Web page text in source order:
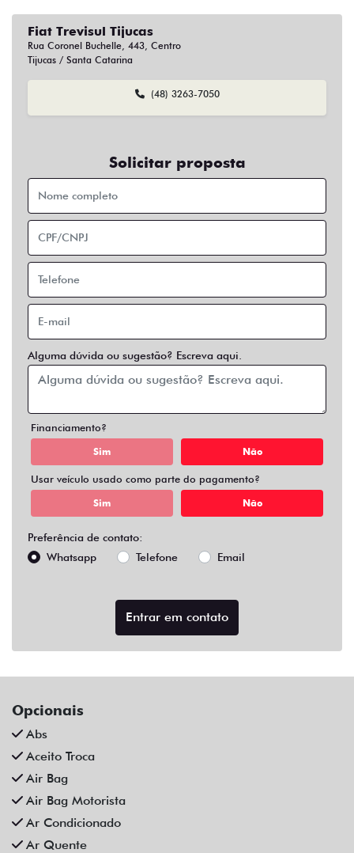
Fiat Trevisul Tijucas
Rua Coronel Buchelle, 443, Centro
Tijucas / Santa Catarina
(48) 3263-7050
Solicitar proposta
Alguma dúvida ou sugestão? Escreva aqui.
Financiamento?
Sim Não
Usar veículo usado como parte do pagamento?
Sim Não
Preferência de contato:
Whatsapp
Telefone Email
Entrar em contato
Opcionais
Abs
Aceito Troca
Air Bag
Air Bag Motorista
Ar Condicionado
Ar Quente